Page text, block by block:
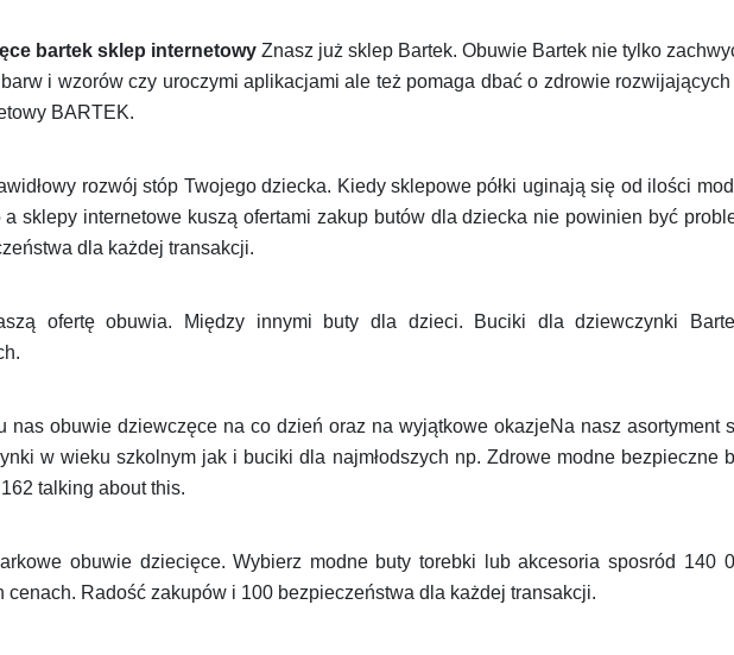
bartek sklep internetowyZnasz już sklep Bartek. Obuwie Bartek nie tylko
i wzorów czy uroczymi aplikacjami ale też pomaga dbać o zdrowie
BARTEK.
rozwój stóp Twojego dziecka. Kiedy sklepowe półki uginają się od ilości
a sklepy internetowe kuszą ofertami zakup butów dla dziecka nie powinien być
dla każdej transakcji.
ofertę obuwia. Między innymi buty dla dzieci. Buciki dla dziewczynki
nas obuwie dziewczęce na co dzień oraz na wyjątkowe okazjeNa nasz asortyment
w wieku szkolnym jak i buciki dla najmłodszych np. Zdrowe modne bezpieczne
talking about this.
obuwie dziecięce. Wybierz modne buty torebki lub akcesoria sposród 140
cenach. Radość zakupów i 100 bezpieczeństwa dla każdej transakcji.